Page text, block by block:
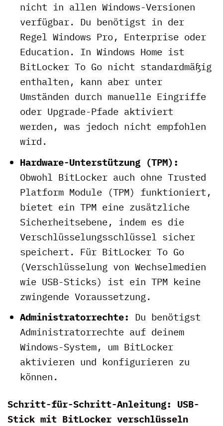
nicht in allen Windows-Versionen
verfügbar. Du benötigst in der
Regel Windows Pro, Enterprise oder
Education. In Windows Home ist
BitLocker To Go nicht standardmäßig
enthalten, kann aber unter
Umständen durch manuelle Eingriffe
oder Upgrade-Pfade aktiviert
werden, was jedoch nicht empfohlen
wird.
Hardware-Unterstützung (TPM):
Obwohl BitLocker auch ohne Trusted
Platform Module (TPM) funktioniert,
bietet ein TPM eine zusätzliche
Sicherheitsebene, indem es die
Verschlüsselungsschlüssel sicher
speichert. Für BitLocker To Go
(Verschlüsselung von Wechselmedien
wie USB-Sticks) ist ein TPM keine
zwingende Voraussetzung.
Administratorrechte: Du benötigst
Administratorrechte auf deinem
Windows-System, um BitLocker
aktivieren und konfigurieren zu
können.
Schritt-für-Schritt-Anleitung: USB-
Stick mit BitLocker verschlüsseln